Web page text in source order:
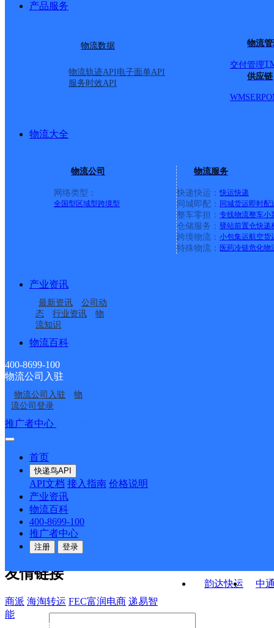
产品服务
物流数据
物流轨迹API电子面单API
服务时效API
物流
交付管理
供应链
WMSERP
物流大全
物流公司
网络类型：
全国型 区域型跨境型
物流服务
快递快运： 快运快递
同城即配： 同城货运即时配
整车零担： 专线物流整车小
仓储服务： 驿站前置仓快递
跨境物流： 小包集运航空货
特殊物流： 医药冷链危化物
产业资讯
最新资讯
公司动
态
行业资讯
物
流知识
物流百科
400-8699-100
物流公司入驻
物流公司入驻
物
流公司登录
推广者中心
首页
快递鸟API
API文档 接入指南 价格说明
产业资讯
物流百科
400-8699-100
推广者中心
注册 登录
中国邮政集团有限公司新疆维吾尔自治区叶城县
河南漯河公司黄河路分
部
河南漯河公司裴城镇寄
存点
河南漯河公司李集镇寄
存点
郾城区黑龙潭乡合作点
ID8647
郾城区裴城镇合作点
ID8655
嵩山路邮政支局
韵达快运
中
接口API
API接口 DEMO下载
关于我们
公司介绍 企业动态
合作伙伴 快递鸟接口服务协议
户隐私政策
友情链接
商派 海淘转运 FEC富润电商 递易智
能